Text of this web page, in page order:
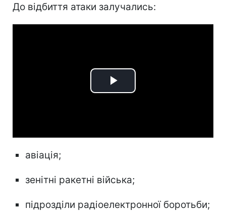
До відбиття атаки залучались:
Play
авіація;
зенітні ракетні війська;
підрозділи радіоелектронної боротьби;